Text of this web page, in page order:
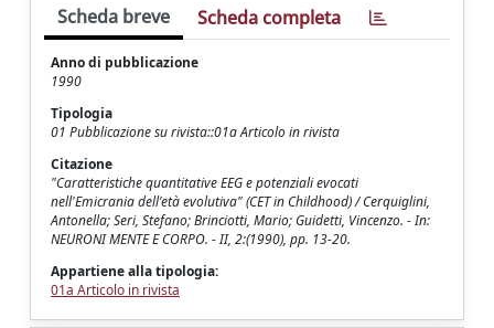
Scheda breve Scheda completa
Anno di pubblicazione
1990
Tipologia
01 Pubblicazione su rivista::01a Articolo in rivista
Citazione
"Caratteristiche quantitative EEG e potenziali evocati
nell'Emicrania dell'età evolutiva" (CET in Childhood) / Cerquiglini,
Antonella; Seri, Stefano; Brinciotti, Mario; Guidetti, Vincenzo. - In:
NEURONI MENTE E CORPO. - II, 2:(1990), pp. 13-20.
Appartiene alla tipologia:
01a Articolo in rivista